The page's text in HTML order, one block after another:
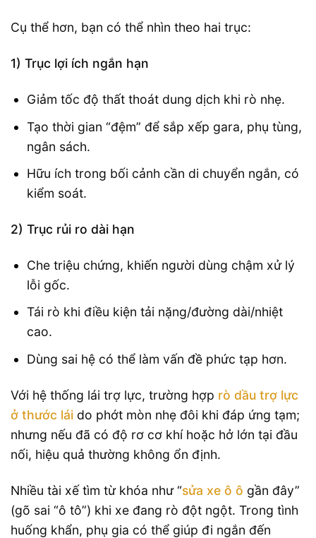
Cụ thể hơn, bạn có thể nhìn theo hai trục:
1) Trục lợi ích ngắn hạn
Giảm tốc độ thất thoát dung dịch khi rò nhẹ.
Tạo thời gian “đệm” để sắp xếp gara, phụ tùng,
ngân sách.
Hữu ích trong bối cảnh cần di chuyển ngắn, có
kiểm soát.
2) Trục rủi ro dài hạn
Che triệu chứng, khiến người dùng chậm xử lý
lỗi gốc.
Tái rò khi điều kiện tải nặng/đường dài/nhiệt
cao.
Dùng sai hệ có thể làm vấn đề phức tạp hơn.
Với hệ thống lái trợ lực, trường hợp rò dầu trợ lực
ở thước lái do phớt mòn nhẹ đôi khi đáp ứng tạm;
nhưng nếu đã có độ rơ cơ khí hoặc hở lớn tại đầu
nối, hiệu quả thường không ổn định.
Nhiều tài xế tìm từ khóa như “sửa xe ô ô gần đây”
(gõ sai “ô tô”) khi xe đang rò đột ngột. Trong tình
huống khẩn, phụ gia có thể giúp đi ngắn đến